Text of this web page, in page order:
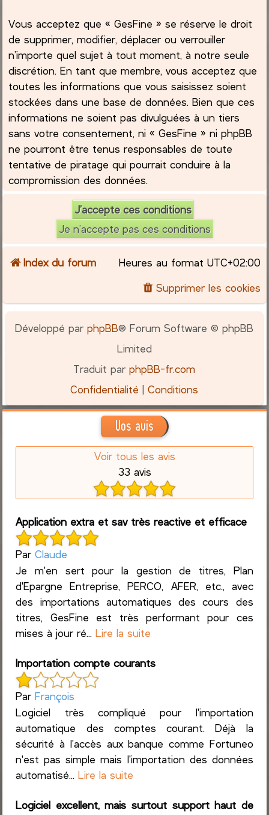
Vous acceptez que « GesFine » se réserve le droit
de supprimer, modifier, déplacer ou verrouiller
n’importe quel sujet à tout moment, à notre seule
discrétion. En tant que membre, vous acceptez que
toutes les informations que vous saisissez soient
stockées dans une base de données. Bien que ces
informations ne soient pas divulguées à un tiers
sans votre consentement, ni « GesFine » ni phpBB
ne pourront être tenus responsables de toute
tentative de piratage qui pourrait conduire à la
compromission des données.
Index du forum Heures au format UTC+02:00
Supprimer les cookies
Développé parphpBB® Forum Software © phpBB
Limited
Traduit parphpBB-fr.com
Confidentialité |Conditions
Vos avis
Voir tous les avis
33 avis
Application extra et sav très reactive et efficace
ParClaude
Je m'en sert pour la gestion de titres, Plan
d'Epargne Entreprise, PERCO, AFER, etc., avec
des importations automatiques des cours des
titres, GesFine est très performant pour ces
mises à jour ré...Lire la suite
Importation compte courants
ParFrançois
Logiciel très compliqué pour l'importation
automatique des comptes courant. Déjà la
sécurité à l'accès aux banque comme Fortuneo
n'est pas simple mais l'importation des données
automatisé...Lire la suite
Logiciel excellent, mais surtout support haut de